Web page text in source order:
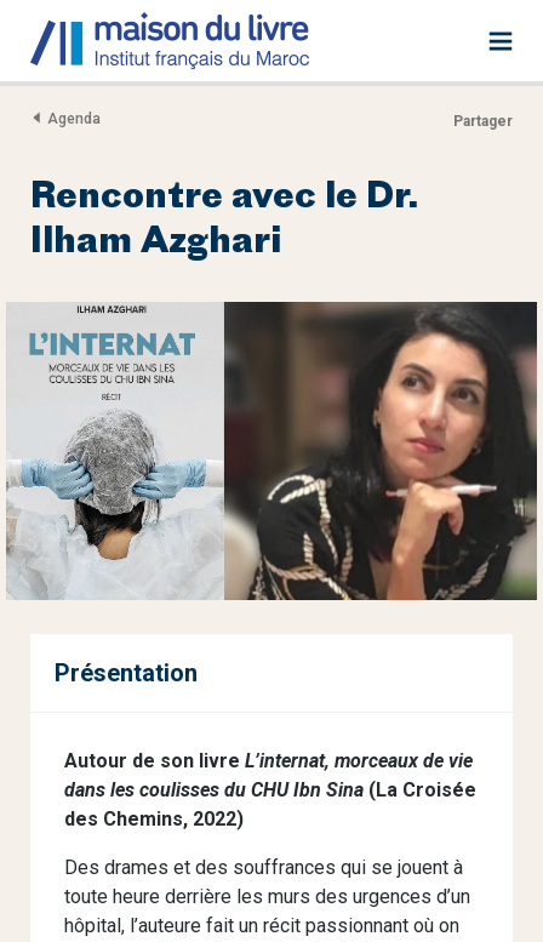
Agenda Partager
Rencontre avec le Dr.
Ilham Azghari
Présentation
Autour de son livre L’internat, morceaux de vie
dans les coulisses du CHU Ibn Sina (La Croisée
des Chemins, 2022)
Des drames et des souffrances qui se jouent à
toute heure derrière les murs des urgences d’un
hôpital, l’auteure fait un récit passionnant où on